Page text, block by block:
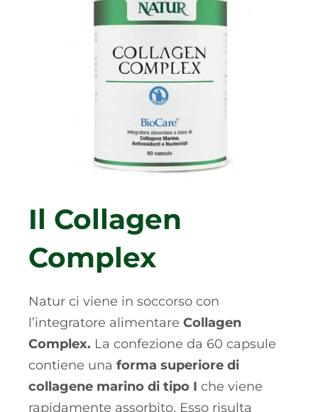
Il Collagen
Complex
Natur ci viene in soccorso con
l’integratore alimentare Collagen
Complex. La confezione da 60 capsule
contiene una forma superiore di
collagene marino di tipo I che viene
rapidamente assorbito. Esso risulta